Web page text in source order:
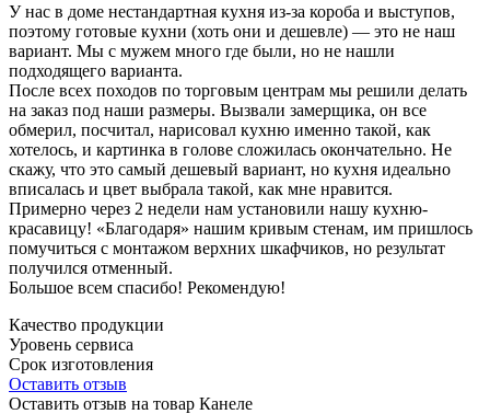
У нас в доме нестандартная кухня из-за короба и выступов,
поэтому готовые кухни (хоть они и дешевле) — это не наш
вариант. Мы с мужем много где были, но не нашли
подходящего варианта.
После всех походов по торговым центрам мы решили делать
на заказ под наши размеры. Вызвали замерщика, он все
обмерил, посчитал, нарисовал кухню именно такой, как
хотелось, и картинка в голове сложилась окончательно. Не
скажу, что это самый дешевый вариант, но кухня идеально
вписалась и цвет выбрала такой, как мне нравится.
Примерно через 2 недели нам установили нашу кухню-
красавицу! «Благодаря» нашим кривым стенам, им пришлось
помучиться с монтажом верхних шкафчиков, но результат
получился отменный.
Большое всем спасибо! Рекомендую!
Качество продукции
Уровень сервиса
Срок изготовления
Оставить отзыв
Оставить отзыв на товар Канеле